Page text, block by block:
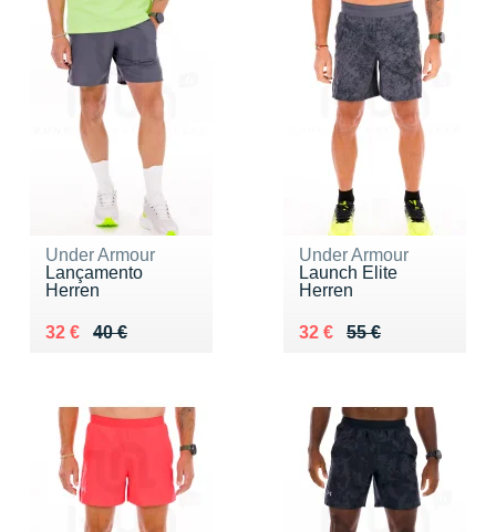
Under Armour
Lançamento
Herren
40 €
Au lieu de 40 €
32 €
Vendu 32 €
Under Armour
Launch Elite
Herren
55 €
Au lieu de 55 €
32 €
Vendu 32 €